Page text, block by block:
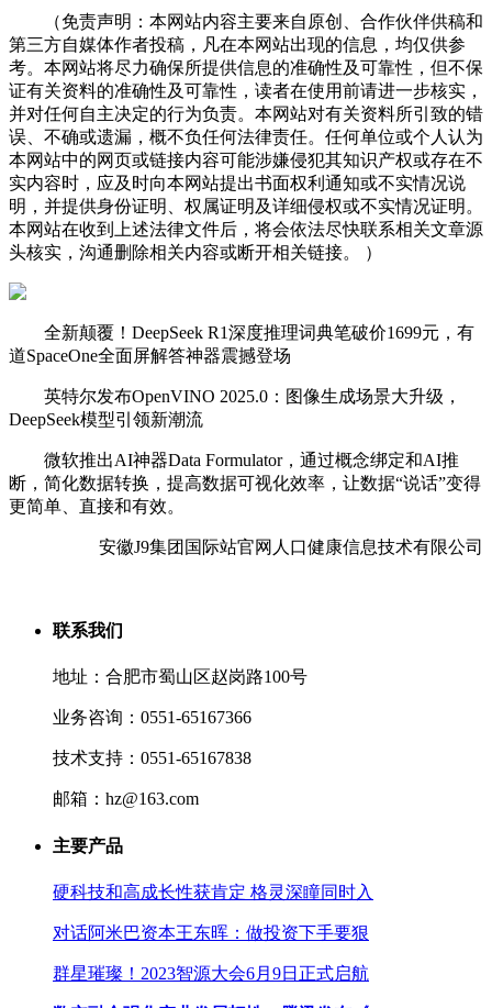
（免责声明：本网站内容主要来自原创、合作伙伴供稿和
第三方自媒体作者投稿，凡在本网站出现的信息，均仅供参
考。本网站将尽力确保所提供信息的准确性及可靠性，但不保
证有关资料的准确性及可靠性，读者在使用前请进一步核实，
并对任何自主决定的行为负责。本网站对有关资料所引致的错
误、不确或遗漏，概不负任何法律责任。任何单位或个人认为
本网站中的网页或链接内容可能涉嫌侵犯其知识产权或存在不
实内容时，应及时向本网站提出书面权利通知或不实情况说
明，并提供身份证明、权属证明及详细侵权或不实情况证明。
本网站在收到上述法律文件后，将会依法尽快联系相关文章源
头核实，沟通删除相关内容或断开相关链接。 ）
全新颠覆！DeepSeek R1深度推理词典笔破价1699元，有
道SpaceOne全面屏解答神器震撼登场
英特尔发布OpenVINO 2025.0：图像生成场景大升级，
DeepSeek模型引领新潮流
微软推出AI神器Data Formulator，通过概念绑定和AI推
断，简化数据转换，提高数据可视化效率，让数据“说话”变得
更简单、直接和有效。
安徽J9集团国际站官网人口健康信息技术有限公司
联系我们
地址：合肥市蜀山区赵岗路100号
业务咨询：0551-65167366
技术支持：0551-65167838
邮箱：hz@163.com
主要产品
硬科技和高成长性获肯定 格灵深瞳同时入
对话阿米巴资本王东晖：做投资下手要狠
群星璀璨！2023智源大会6月9日正式启航